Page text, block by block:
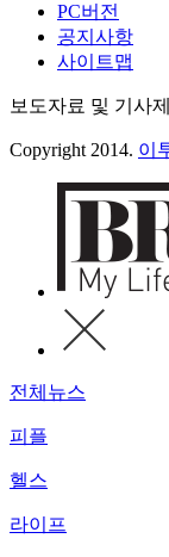
PC버전
공지사항
사이트맵
보도자료 및 기사
Copyright 2014. 이
전체뉴스
피플
헬스
라이프